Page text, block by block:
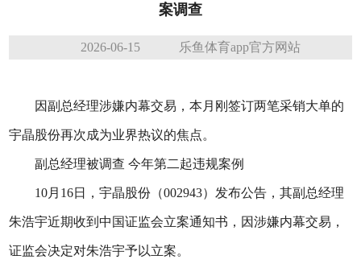
案调查
2026-06-15 乐鱼体育app官方网站
因副总经理涉嫌内幕交易，本月刚签订两笔采销大单的
宇晶股份再次成为业界热议的焦点。
副总经理被调查 今年第二起违规案例
10月16日，宇晶股份（002943）发布公告，其副总经理
朱浩宇近期收到中国证监会立案通知书，因涉嫌内幕交易，
证监会决定对朱浩宇予以立案。